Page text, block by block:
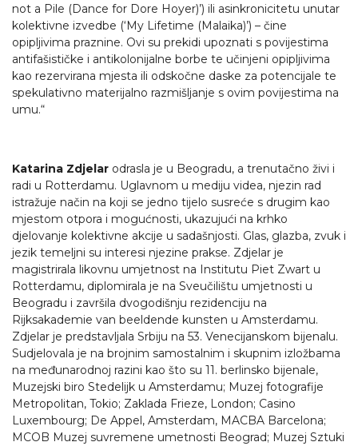
not a Pile (Dance for Dore Hoyer)’) ili asinkronicitetu unutar
kolektivne izvedbe (‘My Lifetime (Malaika)’) – čine
opipljivima praznine. Ovi su prekidi upoznati s povijestima
antifašističke i antikolonijalne borbe te učinjeni opipljivima
kao rezervirana mjesta ili odskočne daske za potencijale te
spekulativno materijalno razmišljanje s ovim povijestima na
umu.“
Katarina Zdjelar odrasla je u Beogradu, a trenutačno živi i
radi u Rotterdamu. Uglavnom u mediju videa, njezin rad
istražuje način na koji se jedno tijelo susreće s drugim kao
mjestom otpora i mogućnosti, ukazujući na krhko
djelovanje kolektivne akcije u sadašnjosti. Glas, glazba, zvuk i
jezik temeljni su interesi njezine prakse. Zdjelar je
magistrirala likovnu umjetnost na Institutu Piet Zwart u
Rotterdamu, diplomirala je na Sveučilištu umjetnosti u
Beogradu i završila dvogodišnju rezidenciju na
Rijksakademie van beeldende kunsten u Amsterdamu.
Zdjelar je predstavljala Srbiju na 53. Venecijanskom bijenalu.
Sudjelovala je na brojnim samostalnim i skupnim izložbama
na međunarodnoj razini kao što su 11. berlinsko bijenale,
Muzejski biro Stedelijk u Amsterdamu; Muzej fotografije
Metropolitan, Tokio; Zaklada Frieze, London; Casino
Luxembourg; De Appel, Amsterdam, MACBA Barcelona;
MCOB Muzej suvremene umetnosti Beograd; Muzej Sztuki